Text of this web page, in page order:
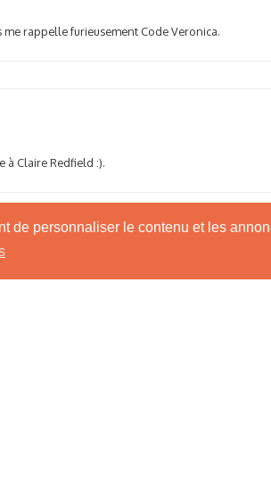
de personnaliser le contenu et les
me rappelle furieusement Code Veronica.
à Claire Redfield :).